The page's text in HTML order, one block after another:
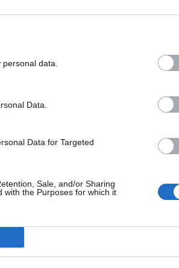
data.
Data.
Data for Targeted
Sale, and/or Sharing
with the Purposes for which it
Kalendarisch diese Woche
Gildenvorstellung